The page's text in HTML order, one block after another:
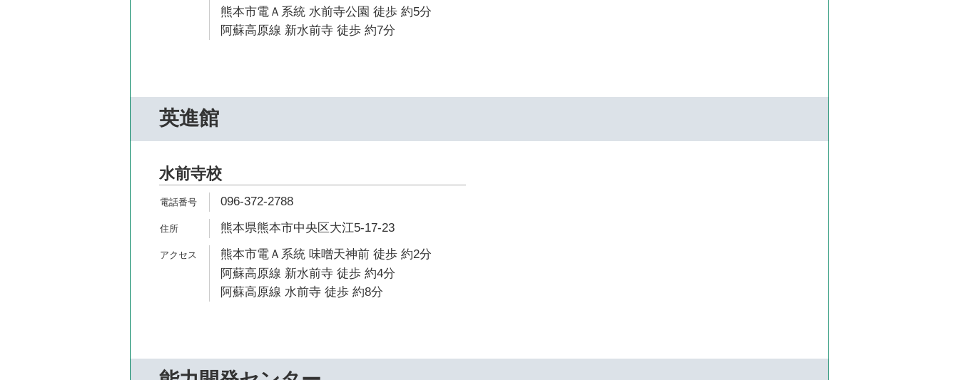
熊本市電Ａ系統 水前寺公園 徒歩 約5分
阿蘇高原線 新水前寺 徒歩 約7分
英進館
水前寺校
096-372-2788
熊本県熊本市中央区大江5-17-23
熊本市電Ａ系統 味噌天神前 徒歩 約2分
阿蘇高原線 新水前寺 徒歩 約4分
阿蘇高原線 水前寺 徒歩 約8分